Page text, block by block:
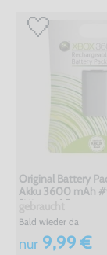
Original Battery
Akku 3600 mAh
[Microsoft]
Bald wieder da
nur9,99 €